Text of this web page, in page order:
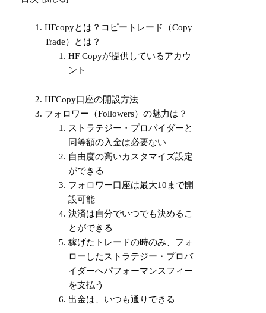
HFcopyとは？コピートレード（Copy
Trade）とは？
HF Copyが提供しているアカウ
ント
HFCopy口座の開設方法
フォロワー（Followers）の魅力は？
ストラテジー・プロバイダーと
同等額の入金は必要ない
自由度の高いカスタマイズ設定
ができる
フォロワー口座は最大10まで開
設可能
決済は自分でいつでも決めるこ
とができる
稼げたトレードの時のみ、フォ
ローしたストラテジー・プロバ
イダーへパフォーマンスフィー
を支払う
出金は、いつも通りできる